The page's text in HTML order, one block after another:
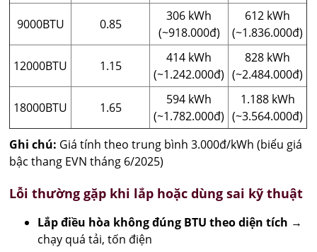
9000BTU 0.85
306 kWh
(~918.000đ)
612 kWh
(~1.836.000đ)
12000BTU 1.15
414 kWh
(~1.242.000đ)
828 kWh
(~2.484.000đ)
18000BTU 1.65
594 kWh
(~1.782.000đ)
1.188 kWh
(~3.564.000đ)
Ghi chú: Giá tính theo trung bình 3.000đ/kWh (biểu giá
bậc thang EVN tháng 6/2025)
Lỗi thường gặp khi lắp hoặc dùng sai kỹ thuật
Lắp điều hòa không đúng BTU theo diện tích →
chạy quá tải, tốn điện